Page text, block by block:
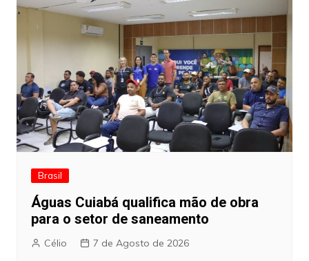
Brasil
Águas Cuiabá qualifica mão de obra
para o setor de saneamento
Célio 7 de Agosto de 2026